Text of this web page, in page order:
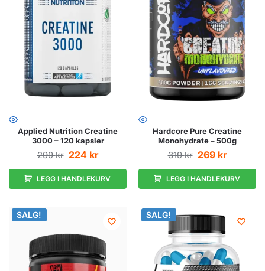
Applied Nutrition Creatine
3000 – 120 kapsler
299kr 224 kr
LEGG I HANDLEKURV
Hardcore Pure Creatine
Monohydrate – 500g
319kr 269 kr
LEGG I HANDLEKURV
SALG!
SALG! SALG!
SALG!